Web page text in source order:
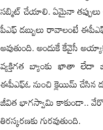
సబ్మిట్ చేయాలి. ఏమైనా తప్పులు
పీఎఫ్ డబ్బులు రావాలంటే
అవుతుంది. అందుకే కేవైసీ
వ్యక్తిగత బ్యాంకు ఖాతా
ఈపీఎఫ్ఓ నుంచి క్లెయిమ్
జీవిత భాగస్వామి కాకుండా..
తిరస్కరణకు గురవుతుంది.